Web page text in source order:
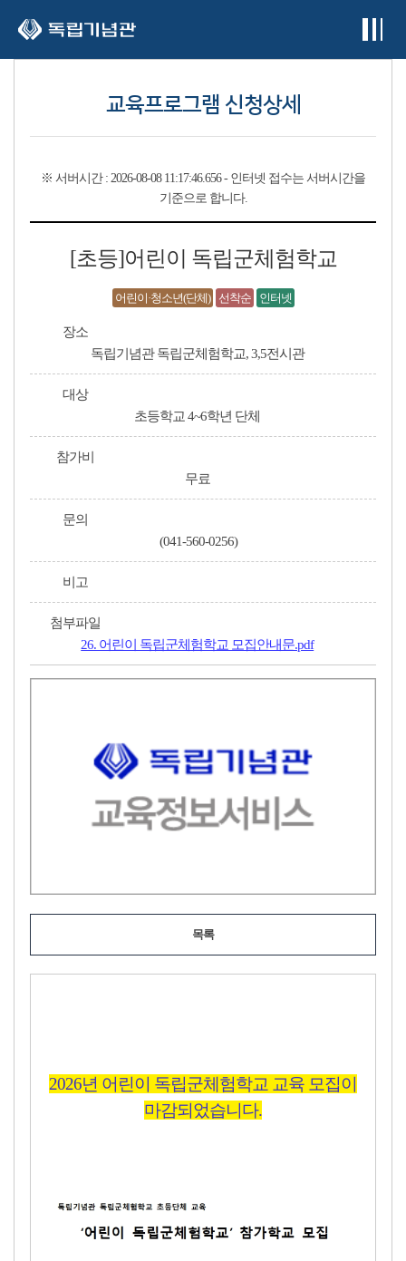
교육프로그램 신청상세
※ 서버시간 : 2026-08-08 11:17:46.686- 인터넷 접수는 서버시간을
기준으로 합니다.
[초등]어린이 독립군체험학교
어린이·청소년(단체) 선착순 인터넷
장소
독립기념관 독립군체험학교, 3,5전시관
대상
초등학교 4~6학년 단체
참가비
무료
문의
(041-560-0256)
비고
첨부파일
26. 어린이 독립군체험학교 모집안내문.pdf
목록
2026년 어린이 독립군체험학교 교육 모집이
마감되었습니다.